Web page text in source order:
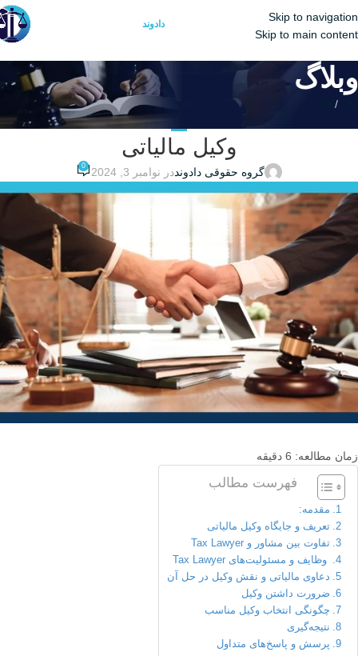
Skip to navigation
Skip to main content
منو دادوند
وبلاگ
وکیل مالیاتی
گروه حقوقی دادونددر نوامبر 3, 2024 0
زمان مطالعه: 6 دقیقه
فهرست مطالب
مقدمه:
تعریف و جایگاه وکیل مالیاتی
تفاوت بین مشاور و Tax Lawyer
وظایف و مسئولیت‌های Tax Lawyer
دعاوی مالیاتی و نقش وکیل در حل آن
ضرورت داشتن وکیل
چگونگی انتخاب وکیل مناسب
نتیجه‌گیری
پرسش و پاسخ‌های متداول